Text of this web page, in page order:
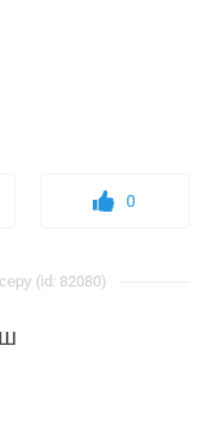
0
(id: 82080)